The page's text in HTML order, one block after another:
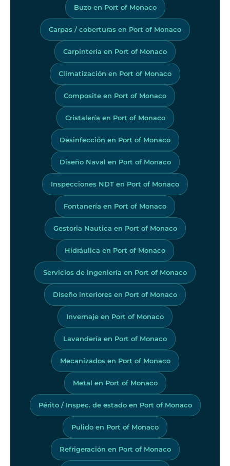
Buzo en Port of Monaco
Carpas / coberturas en Port of Monaco
Carpintería en Port of Monaco
Climatización en Port of Monaco
Composite en Port of Monaco
Cristalería en Port of Monaco
Desinfección en Port of Monaco
Diseño Naval en Port of Monaco
Inspecciones NDT en Port of Monaco
Fontanería en Port of Monaco
Gestoria Nautica en Port of Monaco
Hidráulica en Port of Monaco
Servicios de ingeniería en Port of Monaco
Diseño interiores en Port of Monaco
Invernaje en Port of Monaco
Lavandería en Port of Monaco
Mecanizados en Port of Monaco
Metal en Port of Monaco
Périto / Inspec. de estado en Port of Monaco
Pulido en Port of Monaco
Refrigeración en Port of Monaco